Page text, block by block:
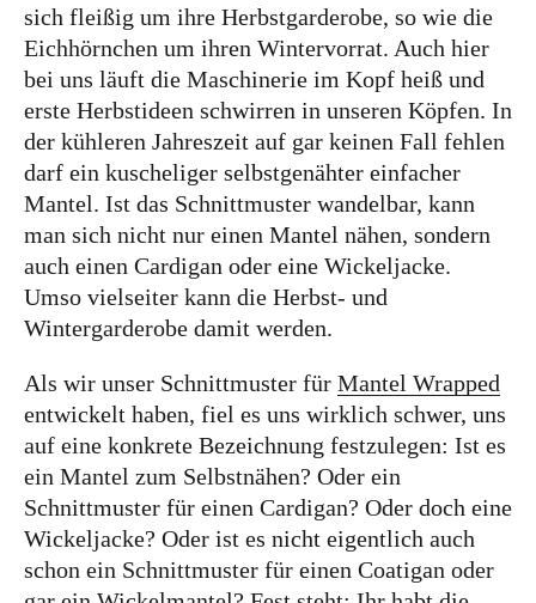
sich fleißig um ihre Herbstgarderobe, so wie die
Eichhörnchen um ihren Wintervorrat. Auch hier
bei uns läuft die Maschinerie im Kopf heiß und
erste Herbstideen schwirren in unseren Köpfen. In
der kühleren Jahreszeit auf gar keinen Fall fehlen
darf ein kuscheliger selbstgenähter einfacher
Mantel. Ist das Schnittmuster wandelbar, kann
man sich nicht nur einen Mantel nähen, sondern
auch einen Cardigan oder eine Wickeljacke.
Umso vielseiter kann die Herbst- und
Wintergarderobe damit werden.
Als wir unser Schnittmuster für Mantel Wrapped
entwickelt haben, fiel es uns wirklich schwer, uns
auf eine konkrete Bezeichnung festzulegen: Ist es
ein Mantel zum Selbstnähen? Oder ein
Schnittmuster für einen Cardigan? Oder doch eine
Wickeljacke? Oder ist es nicht eigentlich auch
schon ein Schnittmuster für einen Coatigan oder